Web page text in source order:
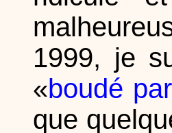
1999, je
«boudé
que